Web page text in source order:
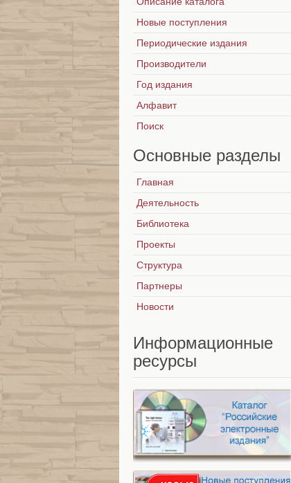
Новые поступления
Периодические издания
Производители
Год издания
Алфавит
Поиск
Основные разделы
Главная
Деятельность
Библиотека
Проекты
Структура
Партнеры
Новости
Информационные
ресурсы